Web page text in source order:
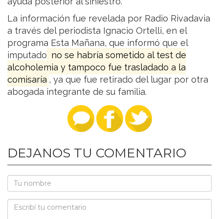
La información fue revelada por Radio Rivadavia
a través del periodista Ignacio Ortelli, en el
programa Esta Mañana, que informó que el
imputado no se habría sometido al test de
alcoholemia y tampoco fue trasladado a la
comisaría , ya que fue retirado del lugar por otra
abogada integrante de su familia.
DEJANOS TU COMENTARIO